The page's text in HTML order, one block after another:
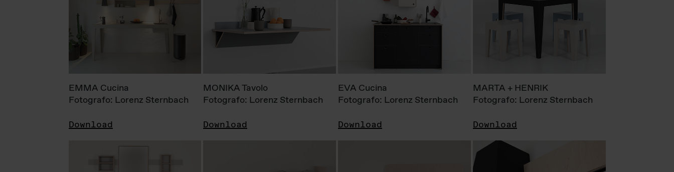
EMMA Cucina
Fotografo: Lorenz Sternbach
Download
MONIKA Tavolo
Fotografo: Lorenz Sternbach
Download
EVA Cucina
Fotografo: Lorenz Sternbach
Download
MARTA + HENRIK
Fotografo: Lorenz Sternbach
Download